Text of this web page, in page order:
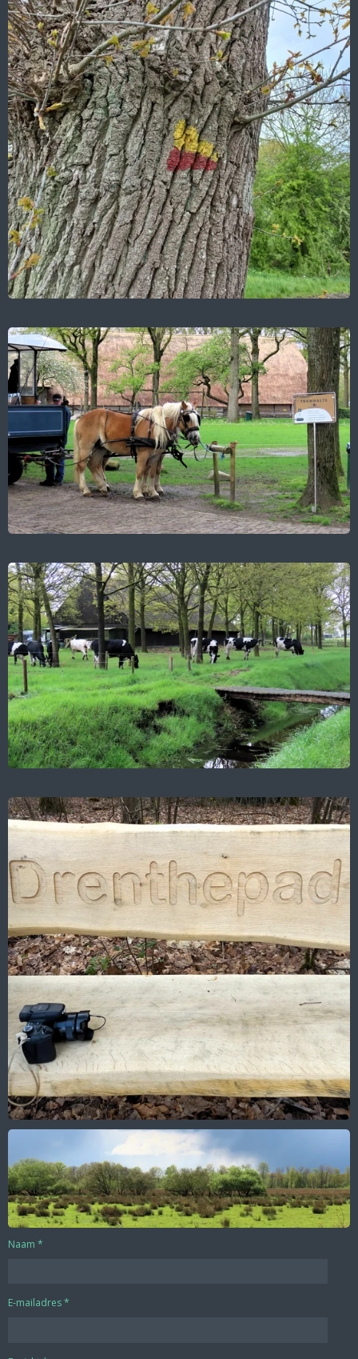
Naam *
E-mailadres *